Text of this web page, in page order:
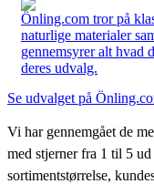
Önling.com tror på
naturlige materialer
gennemsyrer alt hvad
deres udvalg.
Se udvalget på
Vi har gennemgået de
med stjerner fra 1 til 5
sortimentstørrelse,